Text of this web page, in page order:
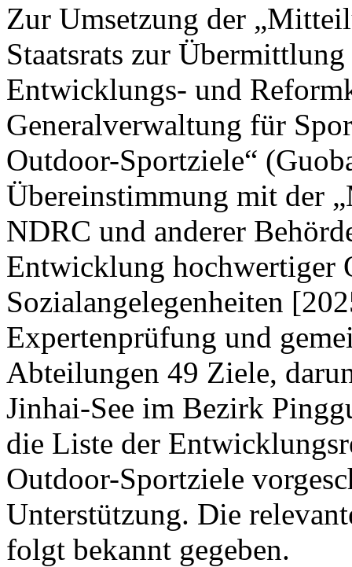
Zur Umsetzung der
Staatsrats zur
Entwicklungs- und
Generalverwaltung für
Outdoor-Sportziele“
Übereinstimmung mit der
NDRC und anderer
Entwicklung hochwertiger
Sozialangelegenheiten
Expertenprüfung und
Abteilungen 49 Ziele,
Jinhai-See im Bezirk
die Liste der
Outdoor-Sportziele
Unterstützung. Die
folgt bekannt gegeben.